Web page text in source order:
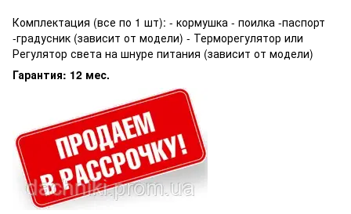
Комплектация (все по 1 шт): - кормушка - поилка -паспорт
-градусник (зависит от модели) - Терморегулятор или
Регулятор света на шнуре питания (зависит от модели)
Гарантия: 12 мес.